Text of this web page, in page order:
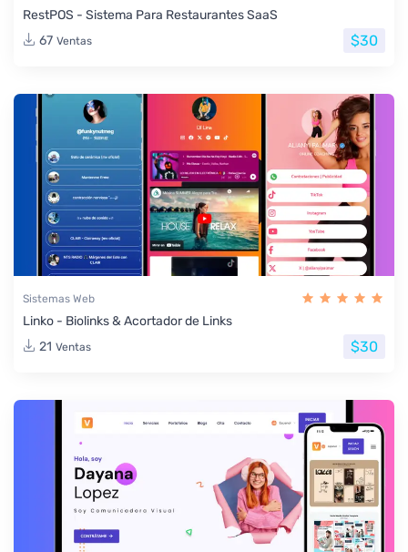
RestPOS - Sistema Para Restaurantes SaaS
67 Ventas $30
Sistemas Web
Linko - Biolinks & Acortador de Links
21 Ventas $30